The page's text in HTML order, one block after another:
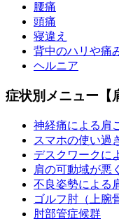
腰痛
頭痛
寝違え
背中のハリや痛
ヘルニア
症状別メニュー【
神経痛による肩
スマホの使い過
デスクワークに
肩の可動域が悪
不良姿勢による
ゴルフ肘（上腕
肘部管症候群